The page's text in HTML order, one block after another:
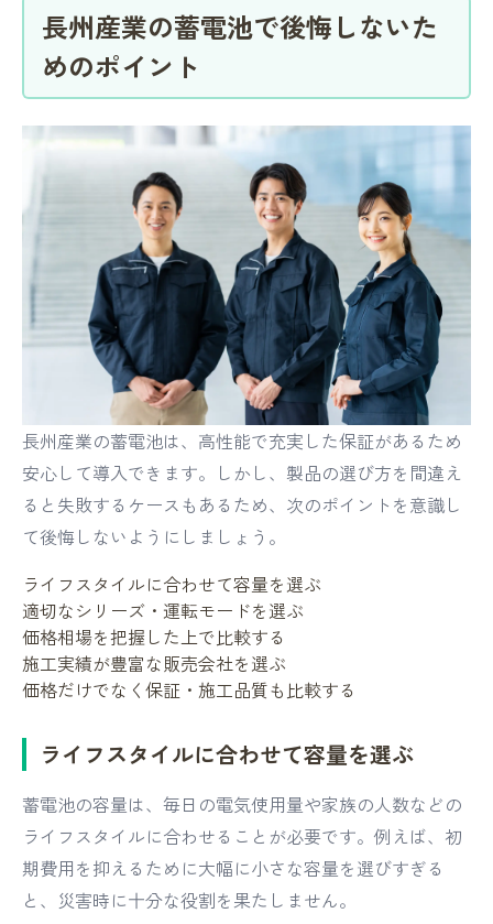
長州産業の蓄電池で後悔しないた
めのポイント
長州産業の蓄電池は、高性能で充実した保証があるため
安心して導入できます。しかし、製品の選び方を間違え
ると失敗するケースもあるため、次のポイントを意識し
て後悔しないようにしましょう。
ライフスタイルに合わせて容量を選ぶ
適切なシリーズ・運転モードを選ぶ
価格相場を把握した上で比較する
施工実績が豊富な販売会社を選ぶ
価格だけでなく保証・施工品質も比較する
ライフスタイルに合わせて容量を選ぶ
蓄電池の容量は、毎日の電気使用量や家族の人数などの
ライフスタイルに合わせることが必要です。例えば、初
期費用を抑えるために大幅に小さな容量を選びすぎる
と、災害時に十分な役割を果たしません。